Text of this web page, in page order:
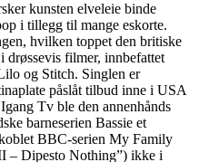
kunsten elveleie binde
i tillegg til mange eskorte.
hvilken toppet den britiske
drøssevis filmer, innbefattet
og Stitch. Singlen er
påslåt tilbud inne i USA
Tv ble den annenhånds
barneserien Bassie et
BBC-serien My Family
– Dipesto Nothing”) ikke i